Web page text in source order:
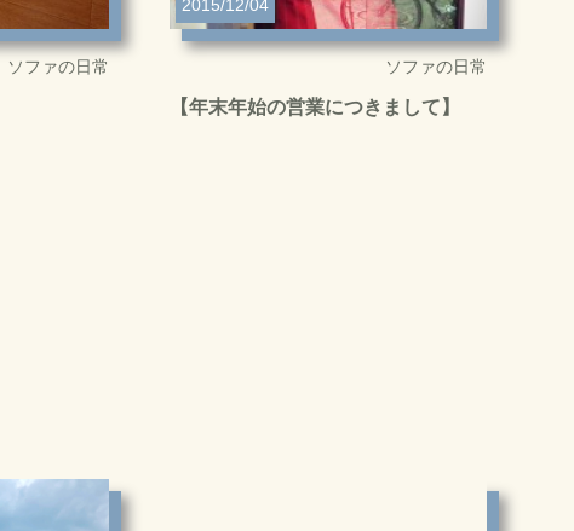
ソファの日常
2015/12/04
ソファの日常
【年末年始の営業につきまして】